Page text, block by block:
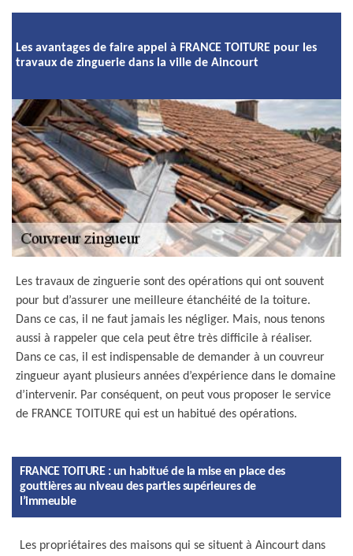
Les avantages de faire appel à FRANCE TOITURE pour les
travaux de zinguerie dans la ville de Aincourt
Les travaux de zinguerie sont des opérations qui ont souvent
pour but d’assurer une meilleure étanchéité de la toiture.
Dans ce cas, il ne faut jamais les négliger. Mais, nous tenons
aussi à rappeler que cela peut être très difficile à réaliser.
Dans ce cas, il est indispensable de demander à un couvreur
zingueur ayant plusieurs années d’expérience dans le domaine
d’intervenir. Par conséquent, on peut vous proposer le service
de FRANCE TOITURE qui est un habitué des opérations.
FRANCE TOITURE : un habitué de la mise en place des
gouttières au niveau des parties supérieures de
l’immeuble
Les propriétaires des maisons qui se situent à Aincourt dans